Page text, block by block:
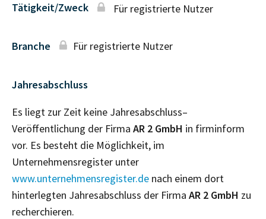
Tätigkeit/Zweck Für registrierte Nutzer
Branche Für registrierte Nutzer
Jahresabschluss
Es liegt zur Zeit keine Jahresabschluss–
Veröffentlichung der Firma AR 2 GmbH in firminform
vor. Es besteht die Möglichkeit, im
Unternehmensregister unter
www.unternehmensregister.de nach einem dort
hinterlegten Jahresabschluss der Firma AR 2 GmbH zu
recherchieren.